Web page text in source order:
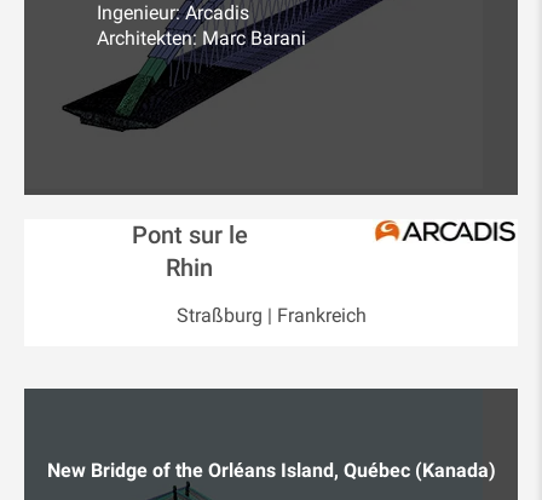
Ingenieur: Arcadis
Architekten: Marc Barani
Pont sur le
Rhin
Straßburg | Frankreich
New Bridge of the Orléans Island, Québec (Kanada)